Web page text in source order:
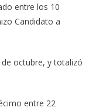
entre los 10
Candidato a
octubre, y totalizó
entre 22